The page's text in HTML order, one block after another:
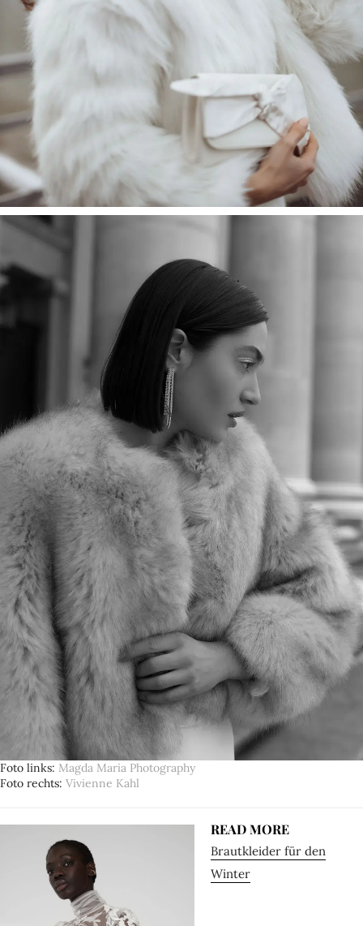
Foto links Magda Maria Photography
Foto rechts Vivienne Kahl
READ MORE
Brautkleider für den
Winter